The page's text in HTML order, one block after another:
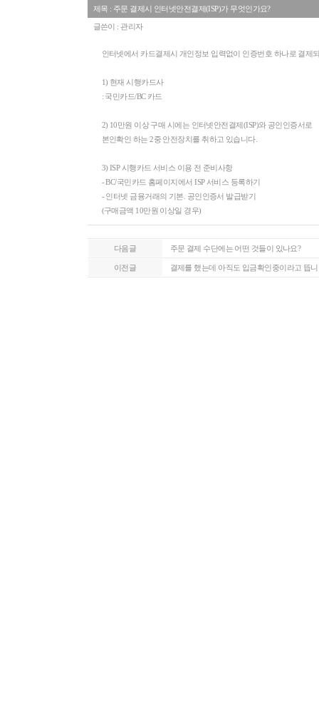
제목 : 주문 결제시 인터넷안전결제(ISP)가 무엇인가요?
글쓴이 : 관리자
인터넷에서 카드결제시 개인정보 입력없이 인증번호 하나로 결제
1) 현재 시행카드사
: 국민카드/BC 카드
2) 10만원 이상 구매 시에는 인터넷안전결제(ISP)와 공인인증서로
본인확인 하는 2중 안전장치를 취하고 있습니다.
3) ISP 시행카드 서비스 이용 전 준비사항
- BC/국민카드 홈페이지에서 ISP 서비스 등록하기
- 인터넷 금융거래의 기본. 공인인증서 발급받기
(구매금액 10만원 이상일 경우)
다음글 주문 결제 수단에는 어떤 것들이 있나요?
이전글 결제를 했는데 아직도 입금확인중이라고 뜹니